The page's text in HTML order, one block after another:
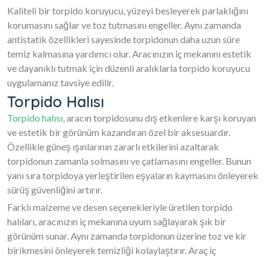
Kaliteli bir torpido koruyucu, yüzeyi besleyerek parlaklığını
korumasını sağlar ve toz tutmasını engeller. Aynı zamanda
antistatik özellikleri sayesinde torpidonun daha uzun süre
temiz kalmasına yardımcı olur. Aracınızın iç mekanını estetik
ve dayanıklı tutmak için düzenli aralıklarla torpido koruyucu
uygulamanız tavsiye edilir.
Torpido Halısı
Torpido halısı, aracın torpidosunu dış etkenlere karşı koruyan
ve estetik bir görünüm kazandıran özel bir aksesuardır.
Özellikle güneş ışınlarının zararlı etkilerini azaltarak
torpidonun zamanla solmasını ve çatlamasını engeller. Bunun
yanı sıra torpidoya yerleştirilen eşyaların kaymasını önleyerek
sürüş güvenliğini artırır.
Farklı malzeme ve desen seçenekleriyle üretilen torpido
halıları, aracınızın iç mekanına uyum sağlayarak şık bir
görünüm sunar. Aynı zamanda torpidonun üzerine toz ve kir
birikmesini önleyerek temizliği kolaylaştırır. Araç iç